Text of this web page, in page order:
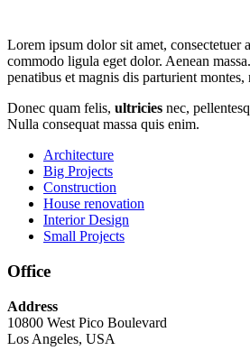
Lorem ipsum dolor sit amet, consectetuer
commodo ligula eget dolor. Aenean
penatibus et magnis dis parturient
Donec quam felis, ultricies nec,
Nulla consequat massa quis enim.
Architecture
Big Projects
Construction
House renovation
Interior Design
Small Projects
Office
Address
10800 West Pico Boulevard
Los Angeles, USA